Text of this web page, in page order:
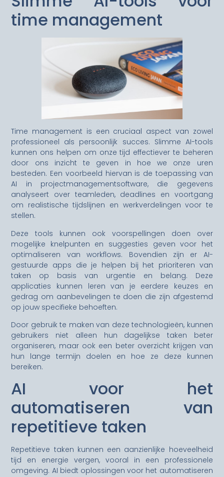
time management
Time management is een cruciaal aspect van zowel
professioneel als persoonlijk succes. Slimme AI-tools
kunnen ons helpen om onze tijd effectiever te beheren
door ons inzicht te geven in hoe we onze uren
besteden. Een voorbeeld hiervan is de toepassing van
AI in projectmanagementsoftware, die gegevens
analyseert over teamleden, deadlines en voortgang
om realistische tijdslijnen en werkverdelingen voor te
stellen.
Deze tools kunnen ook voorspellingen doen over
mogelijke knelpunten en suggesties geven voor het
optimaliseren van workflows. Bovendien zijn er AI-
gestuurde apps die je helpen bij het prioriteren van
taken op basis van urgentie en belang. Deze
applicaties kunnen leren van je eerdere keuzes en
gedrag om aanbevelingen te doen die zijn afgestemd
op jouw specifieke behoeften.
Door gebruik te maken van deze technologieën, kunnen
gebruikers niet alleen hun dagelijkse taken beter
organiseren, maar ook een beter overzicht krijgen van
hun lange termijn doelen en hoe ze deze kunnen
bereiken.
AI voor het
automatiseren van
repetitieve taken
Repetitieve taken kunnen een aanzienlijke hoeveelheid
tijd en energie vergen, vooral in een professionele
omgeving. AI biedt oplossingen voor het automatiseren